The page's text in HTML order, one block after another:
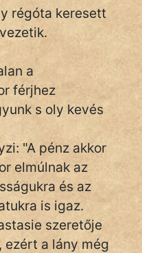
régóta keresett
a
férjhez
s oly kevés
"A pénz akkor
elmúlnak az
és az
is igaz.
szeretője
ezért a lány még